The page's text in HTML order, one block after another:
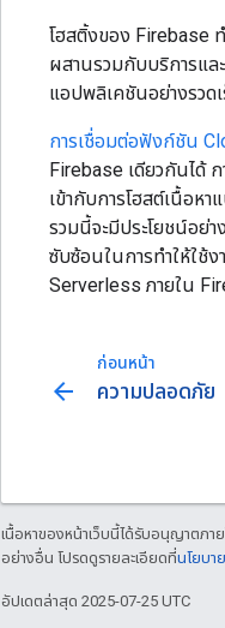
โฮสติ้งของ Firebase
ผสานรวมกับบริการแ
แอปพลิเคชันอย่างรวด
การเชื่อมต่อฟังก์ชัน
Firebase เดียวกันได้
เข้ากับการโฮสต์เนื้อห
รวมนี้จะมีประโยชน์อย่
ซับซ้อนในการทำให้ใช้
Serverless ภายใน
ก่อนหน้า
arrow_back ความปลอดภัย
เนื้อหาของหน้าเว็บนี้ได้รับอนุญาตภาย
อย่างอื่น โปรดดูรายละเอียดที่นโยบา
อัปเดตล่าสุด 2025-07-25 UTC